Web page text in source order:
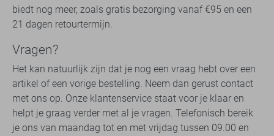
biedt nog meer, zoals gratis bezorging vanaf €95 en een
21 dagen retourtermijn.
Vragen?
Het kan natuurlijk zijn dat je nog een vraag hebt over een
artikel of een vorige bestelling. Neem dan gerust contact
met ons op. Onze klantenservice staat voor je klaar en
helpt je graag verder met al je vragen. Telefonisch bereik
je ons van maandag tot en met vrijdag tussen 09.00 en